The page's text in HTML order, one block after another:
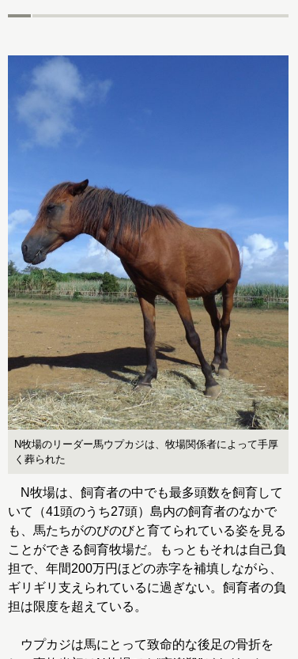
N牧場のリーダー馬ウプカジは、牧場関係者によって手厚
く葬られた
N牧場は、飼育者の中でも最多頭数を飼育して
いて（41頭のうち27頭）島内の飼育者のなかで
も、馬たちがのびのびと育てられている姿を見る
ことができる飼育牧場だ。もっともそれは自己負
担で、年間200万円ほどの赤字を補填しながら、
ギリギリ支えられているに過ぎない。飼育者の負
担は限度を超えている。
ウプカジは馬にとって致命的な後足の骨折を